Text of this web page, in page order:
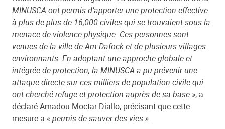
MINUSCA ont permis d’apporter une protection effective
à plus de plus de 16,000 civiles qui se trouvaient sous la
menace de violence physique. Ces personnes sont
venues de la ville de Am-Dafock et de plusieurs villages
environnants. En adoptant une approche globale et
intégrée de protection, la MINUSCA a pu prévenir une
attaque directe sur ces milliers de population civile qui
ont cherché refuge et protection auprès de sa base », a
déclaré Amadou Moctar Diallo, précisant que cette
mesure a « permis de sauver des vies ».